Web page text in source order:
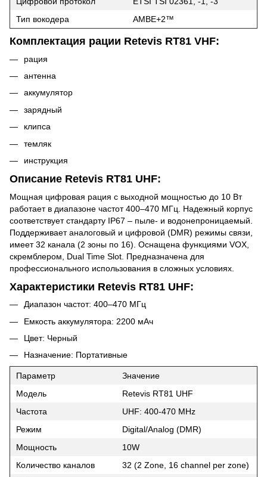
Тип вокодера
AMBE+2™
Комплектация рации Retevis RT81 VHF:
рация
антенна
аккумулятор
зарядный
клипса
темляк
инструкция
Описание Retevis RT81 UHF:
Мощная цифровая рация с выходной мощностью до 10 Вт
работает в диапазоне частот 400–470 МГц. Надежный корпус
соответствует стандарту IP67 – пыле- и водонепроницаемый.
Поддерживает аналоговый и цифровой (DMR) режимы связи,
имеет 32 канала (2 зоны по 16). Оснащена функциями VOX,
скремблером, Dual Time Slot. Предназначена для
профессионального использования в сложных условиях.
Характеристики Retevis RT81 UHF:
Диапазон частот: 400–470 МГц
Емкость аккумулятора: 2200 мАч
Цвет: Черный
Назначение: Портативные
Параметр
Значение
Модель
Retevis RT81 UHF
Частота
UHF: 400-470 MHz
Режим
Digital/Analog (DMR)
Мощность
10W
Количество каналов
32 (2 Zone, 16 channel per zone)